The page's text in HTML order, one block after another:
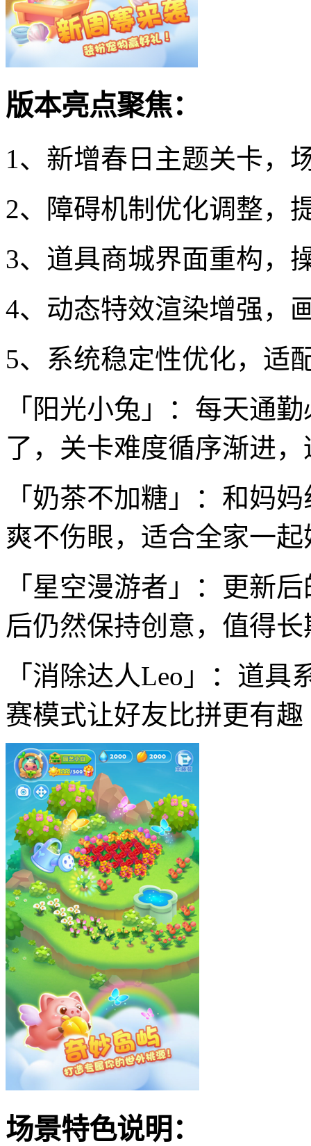
版本亮点聚焦：
1、新增春日主题关卡，
2、障碍机制优化调整，
3、道具商城界面重构，
4、动态特效渲染增强，
5、系统稳定性优化，适
「阳光小兔」：每天通
了，关卡难度循序渐进
「奶茶不加糖」：和妈
爽不伤眼，适合全家一起
「星空漫游者」：更新
后仍然保持创意，值得
「消除达人Leo」：道
赛模式让好友比拼更有趣
场景特色说明：